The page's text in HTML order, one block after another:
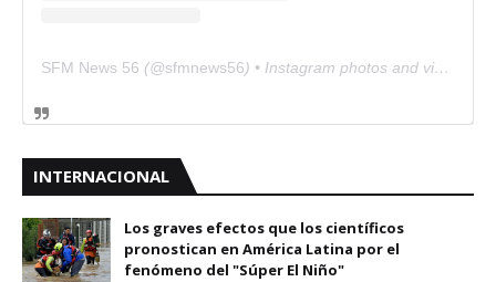
SFM News 56 (@sfmnews56) • Instagram photos and videos
INTERNACIONAL
Los graves efectos que los científicos
pronostican en América Latina por el
fenómeno del "Súper El Niño"